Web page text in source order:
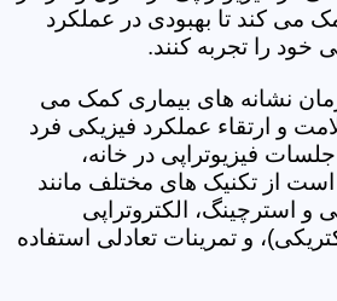
می کند تا بهبودی در عملکرد
خود را تجربه کنند.
نشانه های بیماری کمک می
و ارتقاء عملکرد فیزیکی فرد
فیزیوتراپی در خانه،
از تکنیک های مختلف مانند
و استرچینگ، الکتروتراپی
و تمرینات تعادلی استفاده